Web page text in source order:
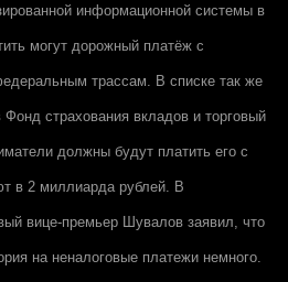
информационной системы в
могут дорожный платёж с
трассам. В списке так же
страхования вкладов и торговый
должны будут платить его с
в 2 миллиарда рублей. В
вице-премьер Шувалов заявил, что
на неналоговые платежи немного.